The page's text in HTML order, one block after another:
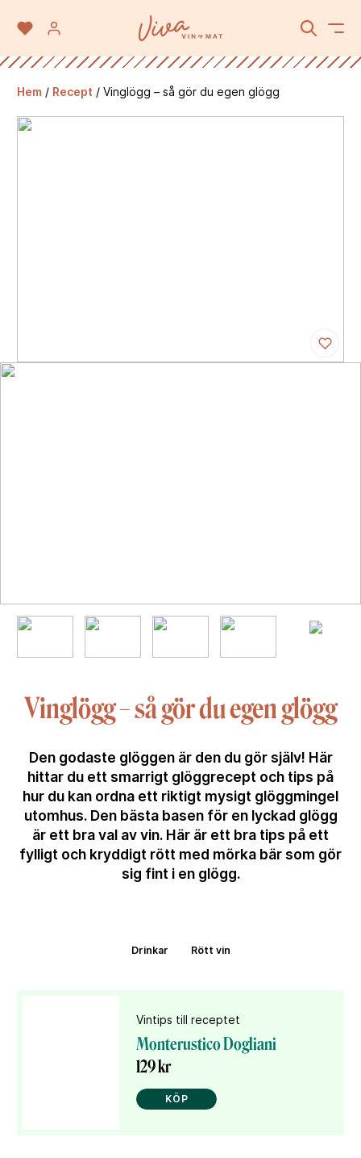
Hem / Recept / Vinglögg – så gör du egen glögg
Vinglögg – så gör du egen glögg
Den godaste glöggen är den du gör själv! Här
hittar du ett smarrigt glöggrecept och tips på
hur du kan ordna ett riktigt mysigt glöggmingel
utomhus. Den bästa basen för en lyckad glögg
är ett bra val av vin. Här är ett bra tips på ett
fylligt och kryddigt rött med mörka bär som gör
sig fint i en glögg.
Drinkar Rött vin
Vintips till receptet
Monterustico Dogliani
129 kr
KÖP